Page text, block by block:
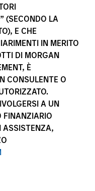
(SECONDO LA
E CHE
IN MERITO
DI MORGAN
È
CONSULENTE O
A UN
FINANZIARIO
ASSISTENZA,
promozionale.
affidabile dei
aumentare o diminuire
Tutti i dati di
al valore del
spese, e non
oneri relativi
Tutti i dati relativi
da Morgan